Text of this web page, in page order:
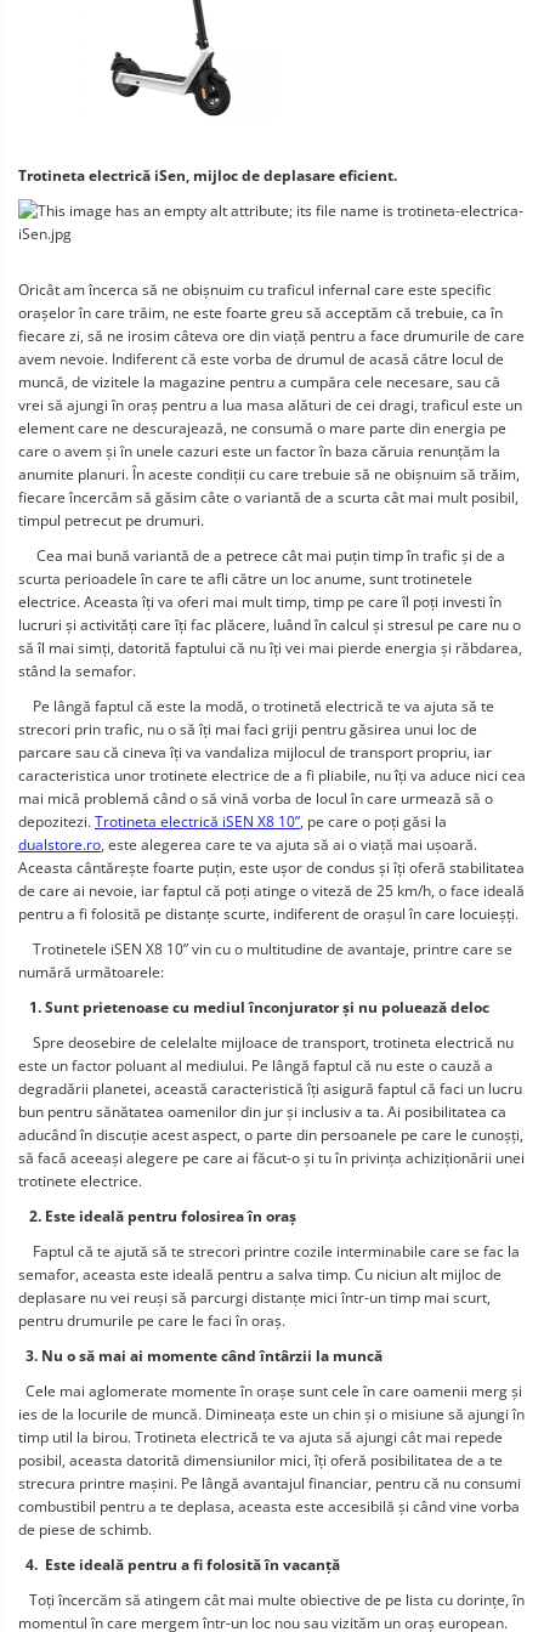
Trotineta electrică iSen, mijloc de deplasare eficient.
Oricât am încerca să ne obișnuim cu traficul infernal care este specific
orașelor în care trăim, ne este foarte greu să acceptăm că trebuie, ca în
fiecare zi, să ne irosim câteva ore din viață pentru a face drumurile de care
avem nevoie. Indiferent că este vorba de drumul de acasă către locul de
muncă, de vizitele la magazine pentru a cumpăra cele necesare, sau că
vrei să ajungi în oraș pentru a lua masa alături de cei dragi, traficul este un
element care ne descurajează, ne consumă o mare parte din energia pe
care o avem și în unele cazuri este un factor în baza căruia renunțăm la
anumite planuri. În aceste condiții cu care trebuie să ne obișnuim să trăim,
fiecare încercăm să găsim câte o variantă de a scurta cât mai mult posibil,
timpul petrecut pe drumuri.
Cea mai bună variantă de a petrece cât mai puțin timp în trafic și de a
scurta perioadele în care te afli către un loc anume, sunt trotinetele
electrice. Aceasta îți va oferi mai mult timp, timp pe care îl poți investi în
lucruri și activități care îți fac plăcere, luând în calcul și stresul pe care nu o
să îl mai simți, datorită faptului că nu îți vei mai pierde energia și răbdarea,
stând la semafor.
Pe lângă faptul că este la modă, o trotinetă electrică te va ajuta să te
strecori prin trafic, nu o să îți mai faci griji pentru găsirea unui loc de
parcare sau că cineva îți va vandaliza mijlocul de transport propriu, iar
caracteristica unor trotinete electrice de a fi pliabile, nu îți va aduce nici cea
mai mică problemă când o să vină vorba de locul în care urmează să o
depozitezi. Trotineta electrică iSEN X8 10”
dualstore.ro, este alegerea care te va ajuta să ai o viață mai ușoară.
Aceasta cântărește foarte puțin, este ușor de condus și îți oferă stabilitatea
de care ai nevoie, iar faptul că poți atinge o viteză de 25 km/h, o face ideală
pentru a fi folosită pe distanțe scurte, indiferent de orașul în care locuieșți.
Trotinetele iSEN X8 10” vin cu o multitudine de avantaje, printre care se
numără următoarele:
1. Sunt prietenoase cu mediul înconjurator și nu poluează deloc
Spre deosebire de celelalte mijloace de transport, trotineta electrică nu
este un factor poluant al mediului. Pe lângă faptul că nu este o cauză a
degradării planetei, această caracteristică îți asigură faptul că faci un lucru
bun pentru sănătatea oamenilor din jur și inclusiv a ta. Ai posibilitatea ca
aducând în discuție acest aspect, o parte din persoanele pe care le cunoșți,
să facă aceeași alegere pe care ai făcut-o și tu în privința achiziționării unei
trotinete electrice.
2. Este ideală pentru folosirea în oraș
Faptul că te ajută să te strecori printre cozile interminabile care se fac la
semafor, aceasta este ideală pentru a salva timp. Cu niciun alt mijloc de
deplasare nu vei reuși să parcurgi distanțe mici într-un timp mai scurt,
pentru drumurile pe care le faci în oraș.
3. Nu o să mai ai momente când întârzii la muncă
Cele mai aglomerate momente în orașe sunt cele în care oamenii merg și
ies de la locurile de muncă. Dimineața este un chin și o misiune să ajungi în
timp util la birou. Trotineta electrică te va ajuta să ajungi cât mai repede
posibil, aceasta datorită dimensiunilor mici, îți oferă posibilitatea de a te
strecura printre mașini. Pe lângă avantajul financiar, pentru că nu consumi
combustibil pentru a te deplasa, aceasta este accesibilă și când vine vorba
de piese de schimb.
4.  Este ideală pentru a fi folosită în vacanță
Toți încercăm să atingem cât mai multe obiective de pe lista cu dorințe, în
momentul în care mergem într-un loc nou sau vizităm un oraș european.